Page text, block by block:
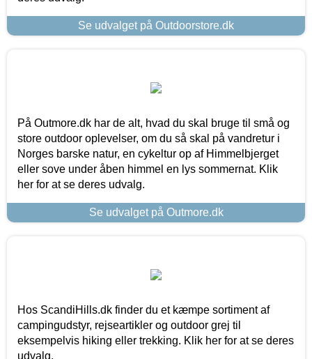
Se udvalget på Outdoorstore.dk
På Outmore.dk har de alt, hvad du skal bruge til små og
store outdoor oplevelser, om du så skal på vandretur i
Norges barske natur, en cykeltur op af Himmelbjerget
eller sove under åben himmel en lys sommernat. Klik
her for at se deres udvalg.
Se udvalget på Outmore.dk
Hos ScandiHills.dk finder du et kæmpe sortiment af
campingudstyr, rejseartikler og outdoor grej til
eksempelvis hiking eller trekking. Klik her for at se deres
udvalg.